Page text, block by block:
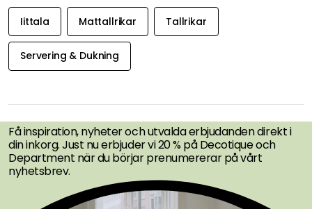
Iittala Mattallrikar Tallrikar
Servering & Dukning
FÅ INSPIRATION &
ERBJUDANDEN FÖRST
Få inspiration, nyheter och utvalda erbjudanden direkt i
din inkorg. Just nu erbjuder vi 20 % på Decotique och
Department när du börjar prenumererar på vårt
nyhetsbrev.